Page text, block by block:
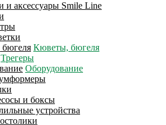
и аксессуары Smile Line
Кюветы, бюгеля
Трегеры
Оборудование
и боксы
устройства